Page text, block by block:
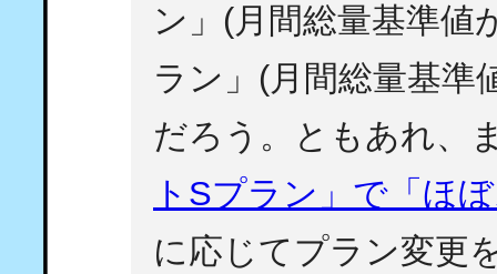
ン」(月間総量基準値
ラン」(月間総量基準
だろう。ともあれ、
トSプラン」で「ほ
に応じてプラン変更